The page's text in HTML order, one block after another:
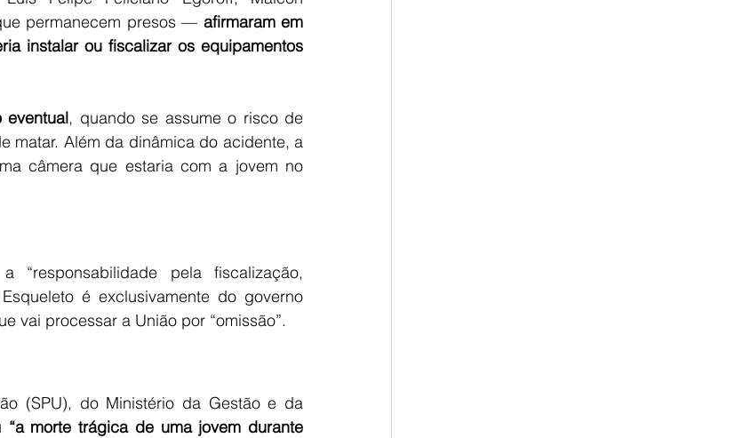
permanecem presos — afirmaram em
instalar ou fiscalizar os equipamentos
, quando se assume o risco de
matar. Além da dinâmica do acidente, a
câmera que estaria com a jovem no
pela fiscalização,
é exclusivamente do governo
vai processar a União por “omissão”.
(SPU), do Ministério da Gestão e da
“a morte trágica de uma jovem durante